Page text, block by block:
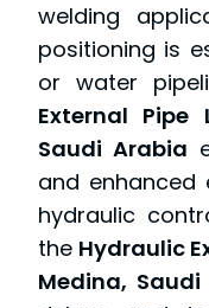
welding
positioning is
or water
External Pipe
Saudi Arabia
and enhanced
hydraulic
the Hydraulic
Medina,